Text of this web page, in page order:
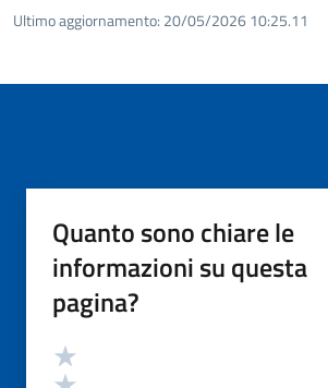
Ultimo aggiornamento: 20/05/2026 10:25.11
Quanto sono chiare le
informazioni su questa
pagina?
Valutazione